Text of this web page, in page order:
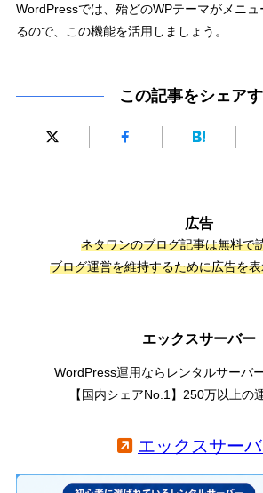
WordPressでは、殆どのWPテーマがメニ
るので、この機能を活用しましょう。
この記事をシェア
広告
ネタワンのブログ記事は無料で
ブログ運営を維持するために広告を
エックスサーバー
WordPress運用ならレンタルサーバ
【国内シェアNo.1】250万以上の
エックスサー